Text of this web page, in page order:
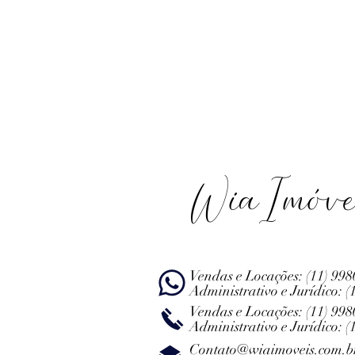
Vendas e Locações: (11)
Administrativo e Jurídico:
Vendas e Locações: (11)
Administrativo e Jurídico: